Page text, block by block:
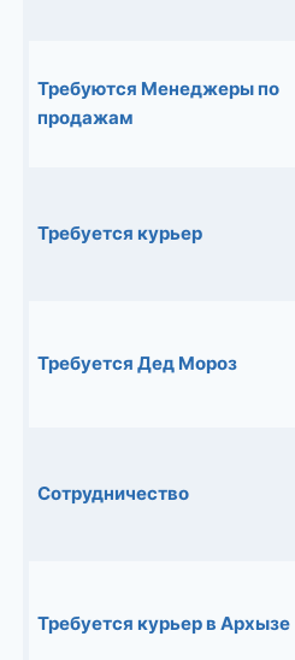
Требуются Менеджеры по
продажам
Требуется курьер
Требуется Дед Мороз
Сотрудничество
Требуется курьер в Архызе